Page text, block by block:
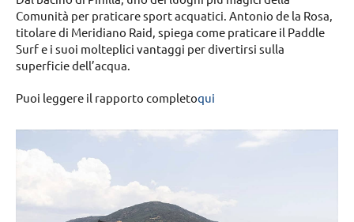
Comunità per praticare sport acquatici. Antonio de la Rosa,
titolare di Meridiano Raid, spiega come praticare il Paddle
Surf e i suoi molteplici vantaggi per divertirsi sulla
superficie dell’acqua.
Puoi leggere il rapporto completoqui